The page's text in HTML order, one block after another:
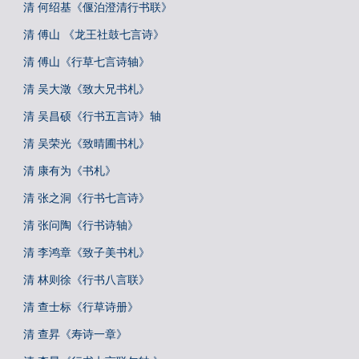
清 何绍基《偃泊澄清行书联》
清 傅山 《龙王社鼓七言诗》
清 傅山《行草七言诗轴》
清 吴大澂《致大兄书札》
清 吴昌硕《行书五言诗》轴
清 吴荣光《致晴圃书札》
清 康有为《书札》
清 张之洞《行书七言诗》
清 张问陶《行书诗轴》
清 李鸿章《致子美书札》
清 林则徐《行书八言联》
清 查士标《行草诗册》
清 查昇《寿诗一章》